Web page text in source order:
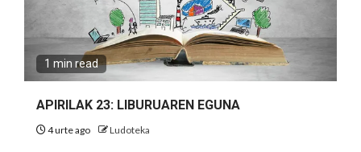
1 min read
APIRILAK 23: LIBURUAREN EGUNA
4 urte ago Ludoteka